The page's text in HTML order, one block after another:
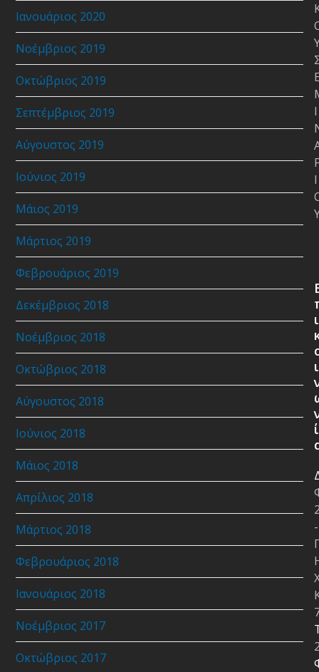
Ιανουάριος 2020
Νοέμβριος 2019
Οκτώβριος 2019
Σεπτέμβριος 2019
Αύγουστος 2019
Ιούνιος 2019
Μάιος 2019
Μάρτιος 2019
Φεβρουάριος 2019
Δεκέμβριος 2018
Νοέμβριος 2018
Οκτώβριος 2018
Αύγουστος 2018
Ιούνιος 2018
Μάιος 2018
Απρίλιος 2018
Μάρτιος 2018
Φεβρουάριος 2018
Ιανουάριος 2018
Νοέμβριος 2017
Οκτώβριος 2017
Ι
Ι
ι
ι
ί
-